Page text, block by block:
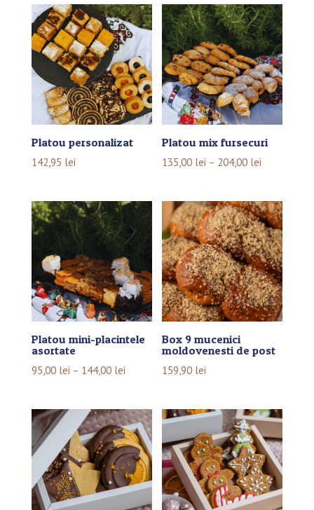
Platou personalizat
142,95 lei
Platou mix fursecuri
135,00 lei – 204,00 lei
Platou mini-placintele
asortate
95,00 lei – 144,00 lei
Box 9 mucenici
moldovenesti de post
159,90 lei